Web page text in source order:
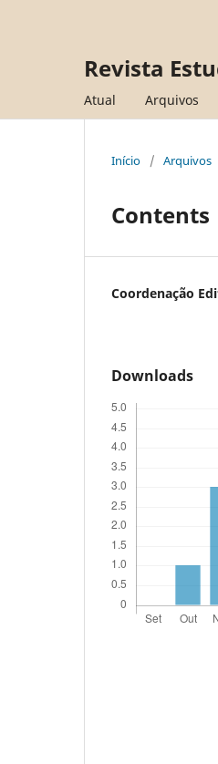
Revista
Atual Arquivos
Início / Arquivos
Contents
Coordenação
Downloads